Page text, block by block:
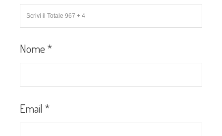
Nome *
Email *